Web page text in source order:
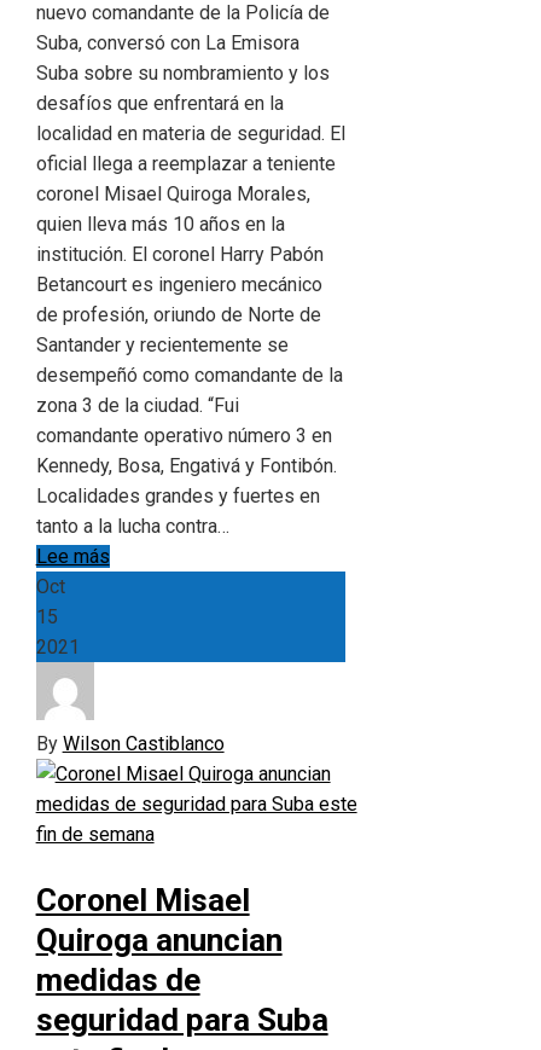
nuevo comandante de la Policía de
Suba, conversó con La Emisora
Suba sobre su nombramiento y los
desafíos que enfrentará en la
localidad en materia de seguridad. El
oficial llega a reemplazar a teniente
coronel Misael Quiroga Morales,
quien lleva más 10 años en la
institución. El coronel Harry Pabón
Betancourt es ingeniero mecánico
de profesión, oriundo de Norte de
Santander y recientemente se
desempeñó como comandante de la
zona 3 de la ciudad. “Fui
comandante operativo número 3 en
Kennedy, Bosa, Engativá y Fontibón.
Localidades grandes y fuertes en
tanto a la lucha contra…
Lee más
Oct
15
2021
By Wilson Castiblanco
Coronel Misael
Quiroga anuncian
medidas de
seguridad para Suba